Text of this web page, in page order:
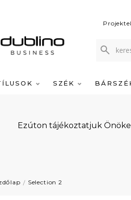
SZÉK
Ezúton tájékoztatjuk
Selection 2